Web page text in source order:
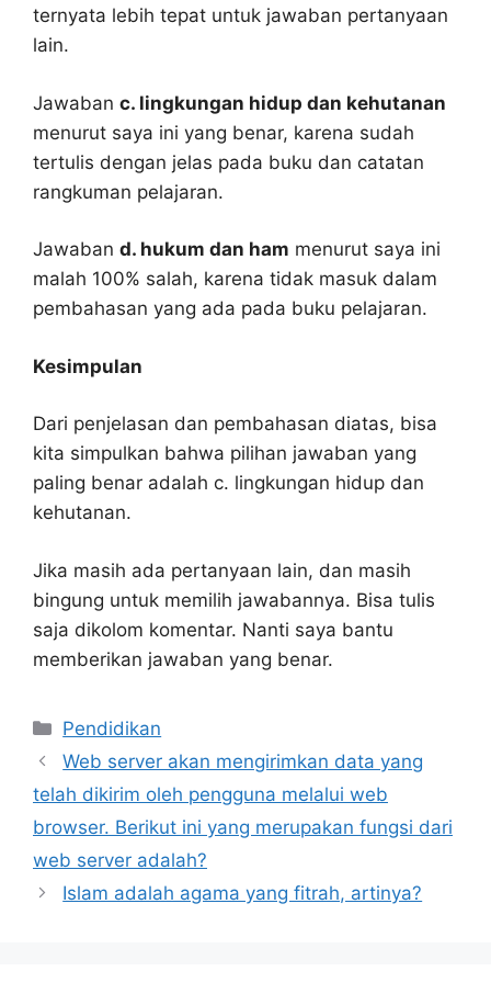
ternyata lebih tepat untuk jawaban pertanyaan
lain.
Jawaban c. lingkungan hidup dan kehutanan
menurut saya ini yang benar, karena sudah
tertulis dengan jelas pada buku dan catatan
rangkuman pelajaran.
Jawaban d. hukum dan ham menurut saya ini
malah 100% salah, karena tidak masuk dalam
pembahasan yang ada pada buku pelajaran.
Kesimpulan
Dari penjelasan dan pembahasan diatas, bisa
kita simpulkan bahwa pilihan jawaban yang
paling benar adalah c. lingkungan hidup dan
kehutanan.
Jika masih ada pertanyaan lain, dan masih
bingung untuk memilih jawabannya. Bisa tulis
saja dikolom komentar. Nanti saya bantu
memberikan jawaban yang benar.
Kategori
Pendidikan
Web server akan mengirimkan data yang
telah dikirim oleh pengguna melalui web
browser. Berikut ini yang merupakan fungsi dari
web server adalah?
Islam adalah agama yang fitrah, artinya?